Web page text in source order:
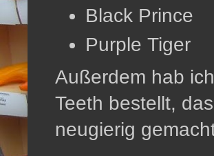
Black Prince
Purple Tiger
Außerdem hab
Teeth bestellt,
neugierig